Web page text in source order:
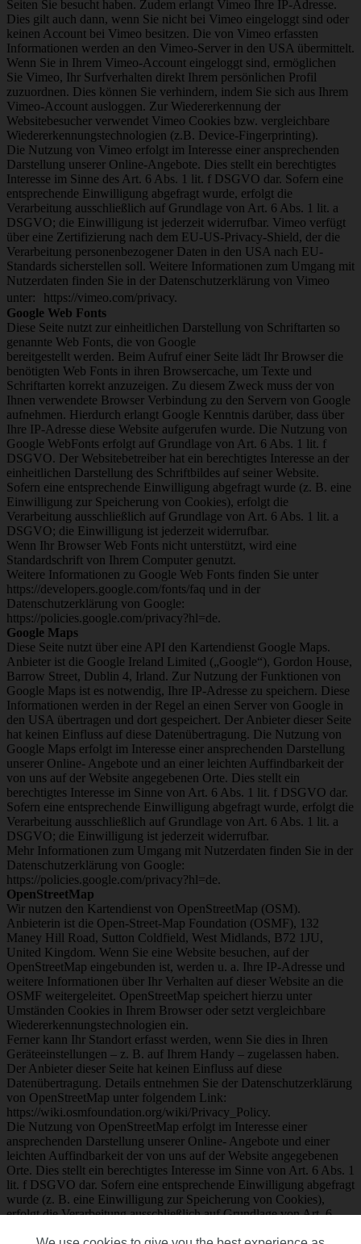
Seiten Sie besucht haben. Zudem erlangt Vimeo Ihre IP-Adresse.
Dies gilt auch dann, wenn Sie nicht bei Vimeo eingeloggt sind oder
keinen Account bei Vimeo besitzen. Die von Vimeo erfassten
Informationen werden an den Vimeo-Server in den USA übermittelt.
Wenn Sie in Ihrem Vimeo-Account eingeloggt sind, ermöglichen
Sie Vimeo, Ihr Surfverhalten direkt Ihrem persönlichen Profil
zuzuordnen. Dies können Sie verhindern, indem Sie sich aus Ihrem
Vimeo-Account ausloggen. Zur Wiedererkennung der
Websitebesucher verwendet Vimeo Cookies bzw. vergleichbare
Wiedererkennungstechnologien (z.B. Device-Fingerprinting).
Die Nutzung von Vimeo erfolgt im Interesse einer ansprechenden
Darstellung unserer Online-Angebote. Dies stellt ein berechtigtes
Interesse im Sinne des Art. 6 Abs. 1 lit. f DSGVO dar. Sofern eine
entsprechende Einwilligung abgefragt wurde, erfolgt die
Verarbeitung ausschließlich auf Grundlage von Art. 6 Abs. 1 lit. a
DSGVO; die Einwilligung ist jederzeit widerrufbar. Vimeo verfügt
über eine Zertifizierung nach dem EU-US-Privacy-Shield, der die
Verarbeitung personenbezogener Daten in den USA nach EU-
Standards sicherstellen soll. Weitere Informationen zum Umgang mit
Nutzerdaten finden Sie in der Datenschutzerklärung von Vimeo
unter: https://vimeo.com/privacy.
Google Web Fonts
Diese Seite nutzt zur einheitlichen Darstellung von Schriftarten so
genannte Web Fonts, die von Google
bereitgestellt werden. Beim Aufruf einer Seite lädt Ihr Browser die
benötigten Web Fonts in ihren Browsercache, um Texte und
Schriftarten korrekt anzuzeigen. Zu diesem Zweck muss der von
Ihnen verwendete Browser Verbindung zu den Servern von Google
aufnehmen. Hierdurch erlangt Google Kenntnis darüber, dass über
Ihre IP-Adresse diese Website aufgerufen wurde. Die Nutzung von
Google WebFonts erfolgt auf Grundlage von Art. 6 Abs. 1 lit. f
DSGVO. Der Websitebetreiber hat ein berechtigtes Interesse an der
einheitlichen Darstellung des Schriftbildes auf seiner Website.
Sofern eine entsprechende Einwilligung abgefragt wurde (z. B. eine
Einwilligung zur Speicherung von Cookies), erfolgt die
Verarbeitung ausschließlich auf Grundlage von Art. 6 Abs. 1 lit. a
DSGVO; die Einwilligung ist jederzeit widerrufbar.
Wenn Ihr Browser Web Fonts nicht unterstützt, wird eine
Standardschrift von Ihrem Computer genutzt.
Weitere Informationen zu Google Web Fonts finden Sie unter
https://developers.google.com/fonts/faq und in der
Datenschutzerklärung von Google:
https://policies.google.com/privacy?hl=de.
Google Maps
Diese Seite nutzt über eine API den Kartendienst Google Maps.
Anbieter ist die Google Ireland Limited („Google“), Gordon House,
Barrow Street, Dublin 4, Irland. Zur Nutzung der Funktionen von
Google Maps ist es notwendig, Ihre IP-Adresse zu speichern. Diese
Informationen werden in der Regel an einen Server von Google in
den USA übertragen und dort gespeichert. Der Anbieter dieser Seite
hat keinen Einfluss auf diese Datenübertragung. Die Nutzung von
Google Maps erfolgt im Interesse einer ansprechenden Darstellung
unserer Online- Angebote und an einer leichten Auffindbarkeit der
von uns auf der Website angegebenen Orte. Dies stellt ein
berechtigtes Interesse im Sinne von Art. 6 Abs. 1 lit. f DSGVO dar.
Sofern eine entsprechende Einwilligung abgefragt wurde, erfolgt die
Verarbeitung ausschließlich auf Grundlage von Art. 6 Abs. 1 lit. a
DSGVO; die Einwilligung ist jederzeit widerrufbar.
Mehr Informationen zum Umgang mit Nutzerdaten finden Sie in der
Datenschutzerklärung von Google:
https://policies.google.com/privacy?hl=de.
OpenStreetMap
Wir nutzen den Kartendienst von OpenStreetMap (OSM).
Anbieterin ist die Open-Street-Map Foundation (OSMF), 132
Maney Hill Road, Sutton Coldfield, West Midlands, B72 1JU,
United Kingdom. Wenn Sie eine Website besuchen, auf der
OpenStreetMap eingebunden ist, werden u. a. Ihre IP-Adresse und
weitere Informationen über Ihr Verhalten auf dieser Website an die
OSMF weitergeleitet. OpenStreetMap speichert hierzu unter
Umständen Cookies in Ihrem Browser oder setzt vergleichbare
Wiedererkennungstechnologien ein.
Ferner kann Ihr Standort erfasst werden, wenn Sie dies in Ihren
Geräteeinstellungen – z. B. auf Ihrem Handy – zugelassen haben.
Der Anbieter dieser Seite hat keinen Einfluss auf diese
Datenübertragung. Details entnehmen Sie der Datenschutzerklärung
von OpenStreetMap unter folgendem Link:
https://wiki.osmfoundation.org/wiki/Privacy_Policy.
Die Nutzung von OpenStreetMap erfolgt im Interesse einer
ansprechenden Darstellung unserer Online- Angebote und einer
leichten Auffindbarkeit der von uns auf der Website angegebenen
Orte. Dies stellt ein berechtigtes Interesse im Sinne von Art. 6 Abs. 1
lit. f DSGVO dar. Sofern eine entsprechende Einwilligung abgefragt
wurde (z. B. eine Einwilligung zur Speicherung von Cookies),
erfolgt die Verarbeitung ausschließlich auf Grundlage von Art. 6